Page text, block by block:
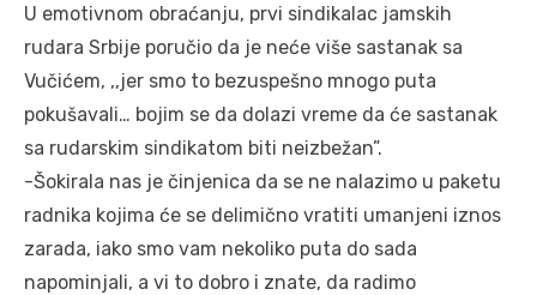
U emotivnom obraćanju, prvi sindikalac jamskih
rudara Srbije poručio da je neće više sastanak sa
Vučićem, ,,jer smo to bezuspešno mnogo puta
pokušavali… bojim se da dolazi vreme da će sastanak
sa rudarskim sindikatom biti neizbežan”.
-Šokirala nas je činjenica da se ne nalazimo u paketu
radnika kojima će se delimično vratiti umanjeni iznos
zarada, iako smo vam nekoliko puta do sada
napominjali, a vi to dobro i znate, da radimo